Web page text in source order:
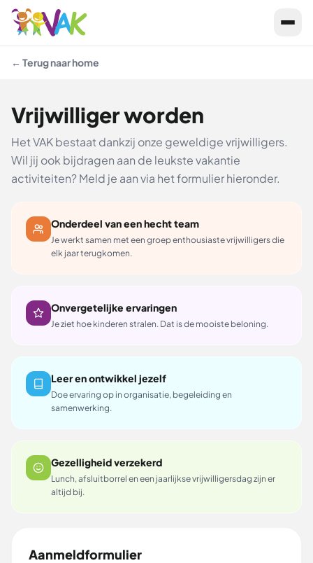
← Terug naar home
Vrijwilliger worden
Het VAK bestaat dankzij onze geweldige vrijwilligers.
Wil jij ook bijdragen aan de leukste vakantie
activiteiten? Meld je aan via het formulier hieronder.
Onderdeel van een hecht team
Je werkt samen met een groep enthousiaste vrijwilligers die
elk jaar terugkomen.
Onvergetelijke ervaringen
Je ziet hoe kinderen stralen. Dat is de mooiste beloning.
Leer en ontwikkel jezelf
Doe ervaring op in organisatie, begeleiding en
samenwerking.
Gezelligheid verzekerd
Lunch, afsluitborrel en een jaarlijkse vrijwilligersdag zijn er
altijd bij.
Aanmeldformulier